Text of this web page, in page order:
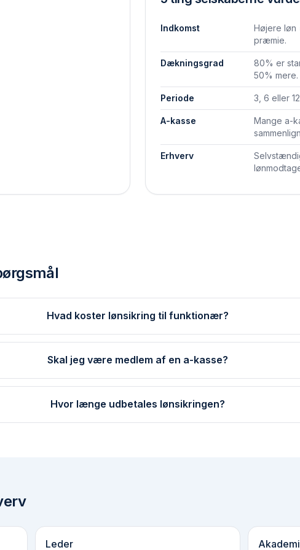
Indkomst
Højere løn
præmie.
Dækningsgrad
80% er
50% mere.
Periode 3, 6 eller
A-kasse
Mange a-
Erhverv
Hvad koster lønsikring til funktionær?
Skal jeg være medlem af en a-kasse?
Hvor længe udbetales lønsikringen?
Leder